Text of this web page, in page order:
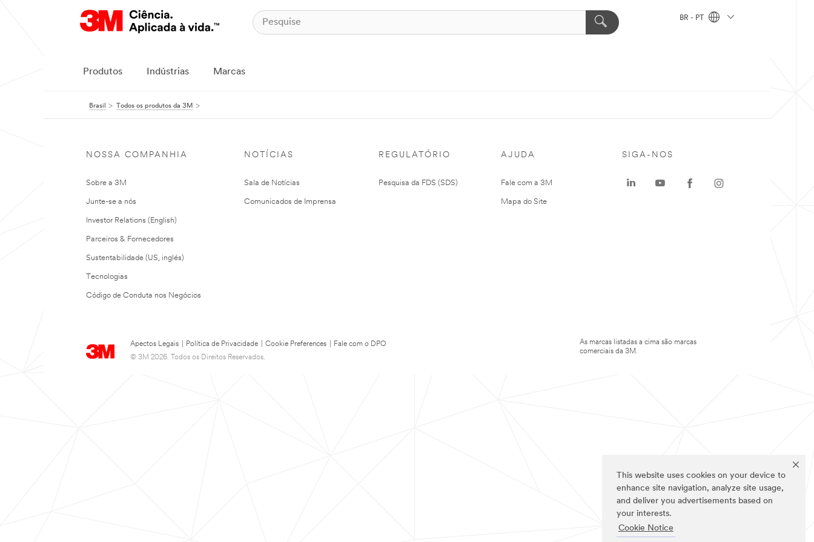
This website uses cookies on your device to
enhance site navigation, analyze site usage,
and deliver you advertisements based on
your interests.
Cookie Notice
BR - PT
Produtos Indústrias Marcas
Brasil Todos os produtos da 3M
NOSSA COMPANHIA
Sobre a 3M
Junte-se a nós
Investor Relations (English)
Parceiros & Fornecedores
Sustentabilidade (US, inglés)
Tecnologias
Código de Conduta nos Negócios
NOTÍCIAS
Sala de Notícias
Comunicados de Imprensa
REGULATÓRIO
Pesquisa da FDS (SDS)
AJUDA
Fale com a 3M
Mapa do Site
Apectos Legais Política de Privacidade Cookie Preferences
Fale com o DPO
© 3M 2026. Todos os Direitos Reservados.
SIGA-NOS
As marcas listadas a cima são marcas
comerciais da 3M.